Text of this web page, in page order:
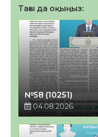
Тағы да оқыңыз:
№58 (10251)
04.08.2026